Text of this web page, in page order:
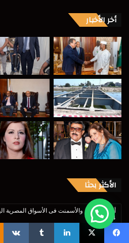
أخر الأخبار
الأكثر بحثا
2024م
أسعار الخضار والفاكهة فى الأسواق المصرية اليوم الإثنين